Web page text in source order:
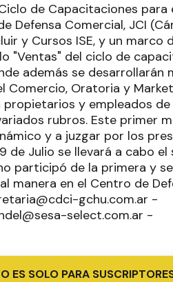
de Capacitaciones
Defensa Comercial, JCI
y Cursos ISE, y un marco
"Ventas" del ciclo de
además se desarrollarán
Comercio, Oratoria y
y empleados
rubros. Este primer
y a juzgar por los
de Julio se llevará a cabo
participó de la primera y
manera en el Centro de
gchu.com.ar -
select.com.ar -
ES SOLO PARA